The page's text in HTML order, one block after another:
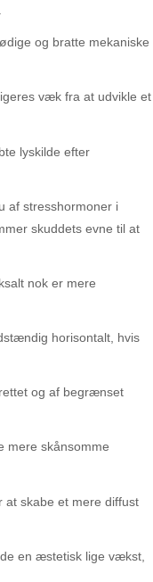
og bratte mekaniske
væk fra at udvikle et
lyskilde efter
af stresshormoner i
skuddets evne til at
nok er mere
horisontalt, hvis
og af begrænset
mere skånsomme
at skabe et mere diffust
en æstetisk lige vækst,